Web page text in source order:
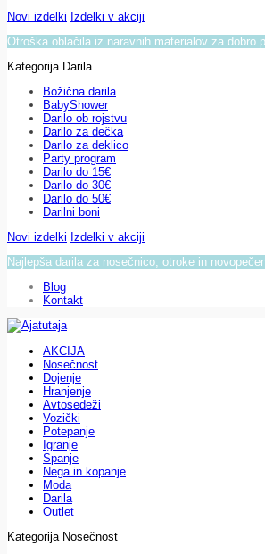
Novi izdelki Izdelki v akciji
Otroška oblačila iz naravnih materialov za dobro
Kategorija Darila
Božična darila
BabyShower
Darilo ob rojstvu
Darilo za dečka
Darilo za deklico
Party program
Darilo do 15€
Darilo do 30€
Darilo do 50€
Darilni boni
Novi izdelki Izdelki v akciji
Najlepša darila za nosečnico, otroke in
Blog
Kontakt
AKCIJA
Nosečnost
Dojenje
Hranjenje
Avtosedeži
Vozički
Potepanje
Igranje
Spanje
Nega in kopanje
Moda
Darila
Outlet
Kategorija Nosečnost